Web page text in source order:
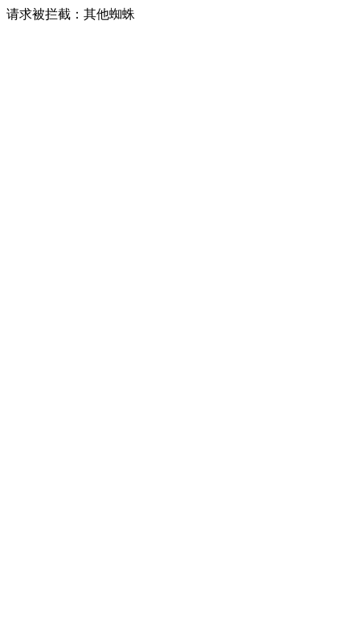
请求被拦截：其他蜘蛛